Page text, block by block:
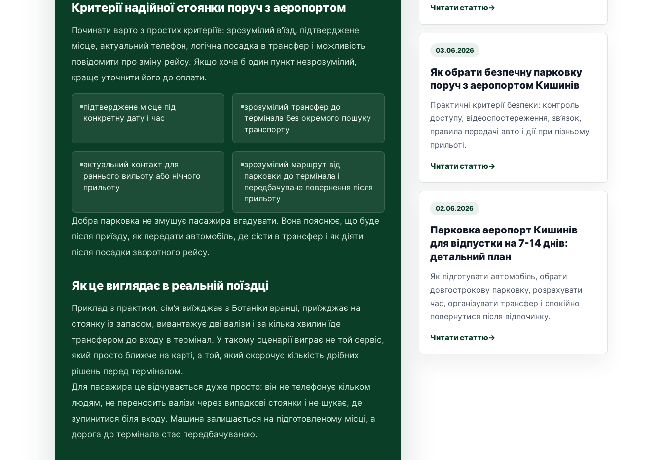
Критерії надійної стоянки поруч з аеропортом
Починати варто з простих критеріїв: зрозумілий в’їзд, підтверджене
місце, актуальний телефон, логічна посадка в трансфер і можливість
повідомити про зміну рейсу. Якщо хоча б один пункт незрозумілий,
краще уточнити його до оплати.
підтверджене місце під
конкретну дату і час
зрозумілий трансфер до
термінала без окремого пошуку
транспорту
актуальний контакт для
раннього вильоту або нічного
прильоту
зрозумілий маршрут від
парковки до термінала і
передбачуване повернення після
прильоту
Добра парковка не змушує пасажира вгадувати. Вона пояснює, що буде
після приїзду, як передати автомобіль, де сісти в трансфер і як діяти
після посадки зворотного рейсу.
Як це виглядає в реальній поїздці
Приклад з практики: сім’я виїжджає з Ботаніки вранці, приїжджає на
стоянку із запасом, вивантажує дві валізи і за кілька хвилин їде
трансфером до входу в термінал. У такому сценарії виграє не той сервіс,
який просто ближче на карті, а той, який скорочує кількість дрібних
рішень перед терміналом.
Для пасажира це відчувається дуже просто: він не телефонує кільком
людям, не переносить валізи через випадкові стоянки і не шукає, де
зупинитися біля входу. Машина залишається на підготовленому місці, а
дорога до термінала стає передбачуваною.
Читати статтю
03.06.2026
Як обрати безпечну парковку
поруч з аеропортом Кишинів
Практичні критерії безпеки: контроль
доступу, відеоспостереження, зв’язок,
правила передачі авто і дії при пізньому
прильоті.
Читати статтю
02.06.2026
Парковка аеропорт Кишинів
для відпустки на 7-14 днів:
детальний план
Як підготувати автомобіль, обрати
довгострокову парковку, розрахувати
час, організувати трансфер і спокійно
повернутися після відпочинку.
Читати статтю